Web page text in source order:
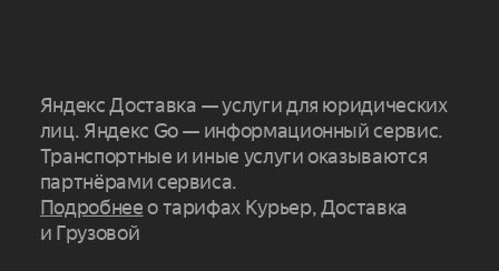
Яндекс Доставка — услуги для юридических
лиц. Яндекс Go — информационный сервис.
Транспортные и иные услуги оказываются
партнёрами сервиса.
Подробнеео тарифах Курьер, Доставка
и Грузовой